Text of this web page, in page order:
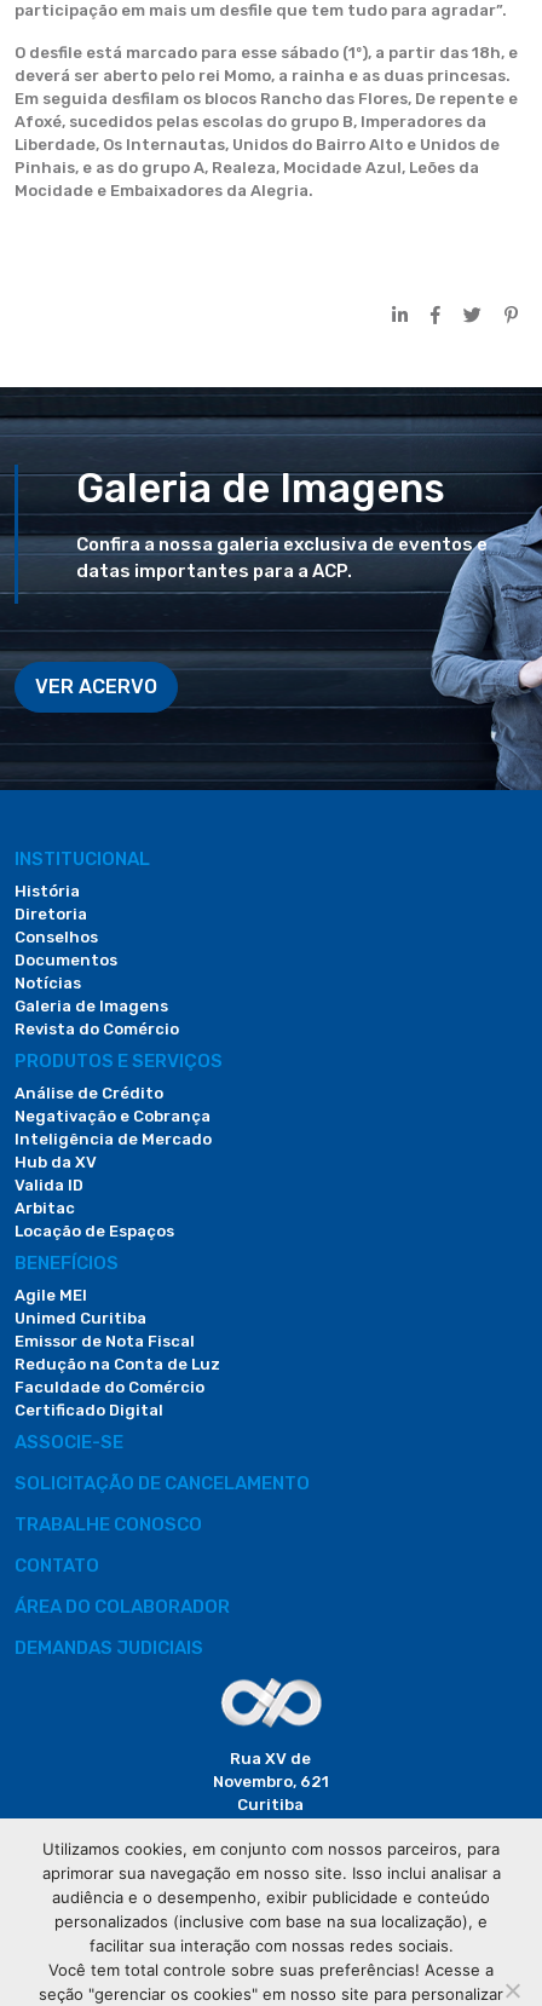
participação em mais um desfile que tem tudo para agradar”.
O desfile está marcado para esse sábado (1º), a partir das 18h, e
deverá ser aberto pelo rei Momo, a rainha e as duas princesas.
Em seguida desfilam os blocos Rancho das Flores, De repente e
Afoxé, sucedidos peIas escolas do grupo B, Imperadores da
Liberdade, Os Internautas, Unidos do Bairro Alto e Unidos de
Pinhais, e as do grupo A, Realeza, Mocidade Azul, Leões da
Mocidade e Embaixadores da Alegria.
Galeria de Imagens
Confira a nossa galeria exclusiva de eventos e
datas importantes para a ACP.
VER ACERVO
INSTITUCIONAL
História
Diretoria
Conselhos
Documentos
Notícias
Galeria de Imagens
Revista do Comércio
PRODUTOS E SERVIÇOS
Análise de Crédito
Negativação e Cobrança
Inteligência de Mercado
Hub da XV
Valida ID
Arbitac
Locação de Espaços
BENEFÍCIOS
Agile MEI
Unimed Curitiba
Emissor de Nota Fiscal
Redução na Conta de Luz
Faculdade do Comércio
Certificado Digital
ASSOCIE-SE
SOLICITAÇÃO DE CANCELAMENTO
TRABALHE CONOSCO
CONTATO
ÁREA DO COLABORADOR
DEMANDAS JUDICIAIS
Rua XV de
Novembro, 621
Curitiba
(41) 3320-
2929
Utilizamos cookies, em conjunto com nossos parceiros, para
aprimorar sua navegação em nosso site. Isso inclui analisar a
audiência e o desempenho, exibir publicidade e conteúdo
personalizados (inclusive com base na sua localização), e
facilitar sua interação com nossas redes sociais.
Você tem total controle sobre suas preferências! Acesse a
seção "gerenciar os cookies" em nosso site para personalizar